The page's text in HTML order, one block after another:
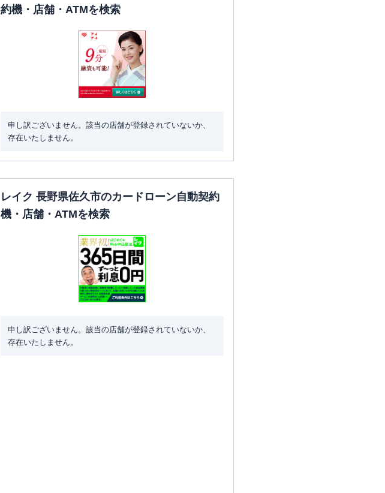
約機・店舗・ATMを検索
申し訳ございません。該当の店舗が登録されていないか、
存在いたしません。
レイク 長野県佐久市のカードローン自動契約
機・店舗・ATMを検索
申し訳ございません。該当の店舗が登録されていないか、
存在いたしません。